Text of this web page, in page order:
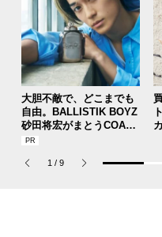
大胆不敵で、どこまでも
自由。BALLISTIK BOYZ
砂田将宏がまとうCOACH
の新作フレグランス「コ
パルファム」
1 / 9